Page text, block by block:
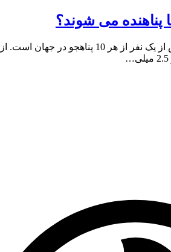
پناهنده می شوند؟
افغانستان کشور مبدأ بیش از یک نفر از هر 10 پناهجو در جهان است. از